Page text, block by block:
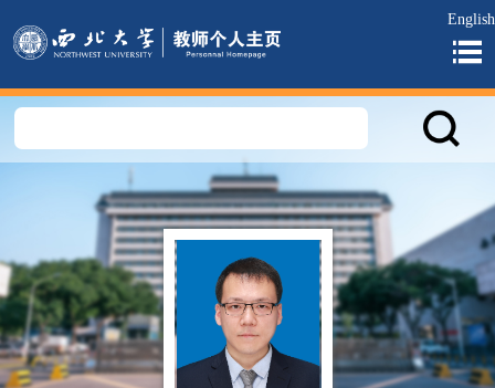
English